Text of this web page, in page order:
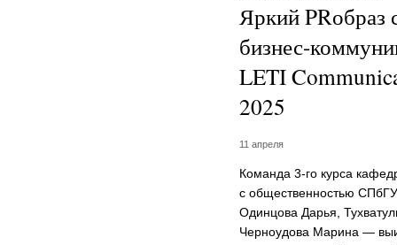
Яркий PRобраз
бизнес-
LETI
2025
11 апреля
Команда 3-го курса
с общественностью
Одинцова Дарья,
Черноудова Марина —